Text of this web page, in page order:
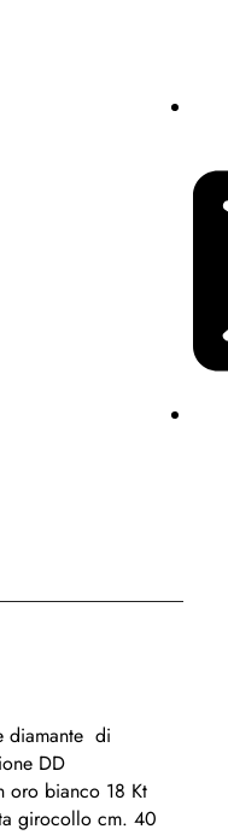
diamante di
DD
oro bianco 18 Kt
girocollo cm. 40